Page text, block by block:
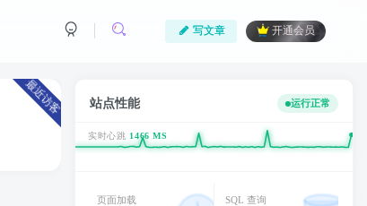
写文章 开通会员
最近访客 站点性能 运行正常
实时心跳 1331 MS
页面加载 SQL 查询